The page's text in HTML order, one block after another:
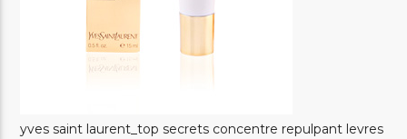
yves saint laurent_top secrets concentre repulpant levres